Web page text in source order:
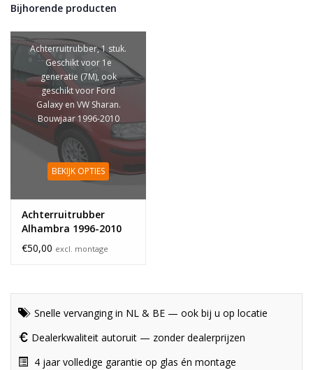
Bijhorende producten
Achterruitrubber, 1 stuk.
Geschikt voor 1e
generatie (7M), ook
geschikt voor Ford
Galaxy en VW Sharan.
Bouwjaar 1996-2010
BEKIJK OPTIES
Achterruitrubber
Alhambra 1996-2010
€50,00 excl. montage
Snelle vervanging in NL & BE — ook bij u op locatie
Dealerkwaliteit autoruit — zonder dealerprijzen
4 jaar volledige garantie op glas én montage